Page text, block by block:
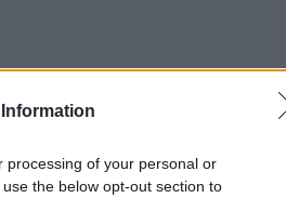
processing of your personal or
the below opt-out section to